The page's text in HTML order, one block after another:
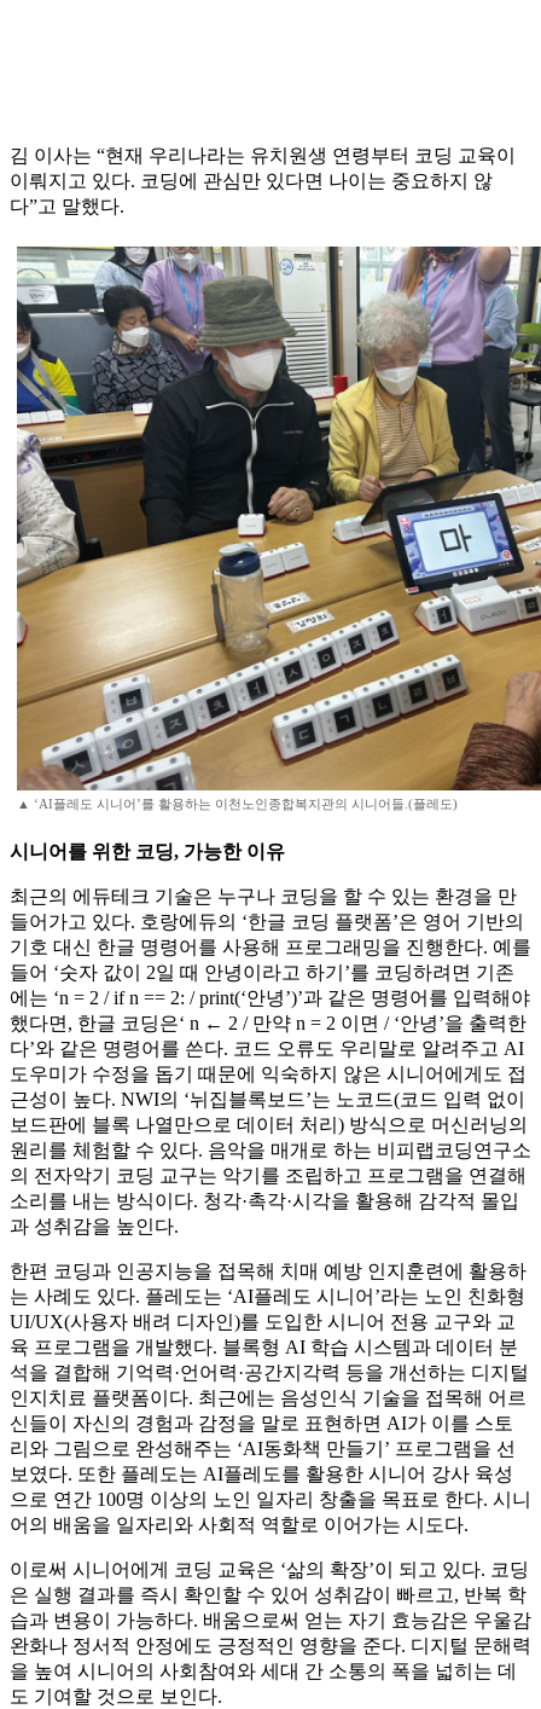
김 이사는 “현재 우리나라는 유치원생 연령부터 코딩 교육이
이뤄지고 있다. 코딩에 관심만 있다면 나이는 중요하지 않
다”고 말했다.
▲ ‘AI플레도 시니어’를 활용하는 이천노인종합복지관의 시니어들.(플레도)
시니어를 위한 코딩, 가능한 이유
최근의 에듀테크 기술은 누구나 코딩을 할 수 있는 환경을 만
들어가고 있다. 호랑에듀의 ‘한글 코딩 플랫폼’은 영어 기반의
기호 대신 한글 명령어를 사용해 프로그래밍을 진행한다. 예를
들어 ‘숫자 값이 2일 때 안녕이라고 하기’를 코딩하려면 기존
에는 ‘n = 2 / if n == 2: / print(‘안녕’)’과 같은 명령어를 입력해야
했다면, 한글 코딩은‘ n ← 2 / 만약 n = 2 이면 / ‘안녕’을 출력한
다’와 같은 명령어를 쓴다. 코드 오류도 우리말로 알려주고 AI
도우미가 수정을 돕기 때문에 익숙하지 않은 시니어에게도 접
근성이 높다. NWI의 ‘뉘집블록보드’는 노코드(코드 입력 없이
보드판에 블록 나열만으로 데이터 처리) 방식으로 머신러닝의
원리를 체험할 수 있다. 음악을 매개로 하는 비피랩코딩연구소
의 전자악기 코딩 교구는 악기를 조립하고 프로그램을 연결해
소리를 내는 방식이다. 청각·촉각·시각을 활용해 감각적 몰입
과 성취감을 높인다.
한편 코딩과 인공지능을 접목해 치매 예방 인지훈련에 활용하
는 사례도 있다. 플레도는 ‘AI플레도 시니어’라는 노인 친화형
UI/UX(사용자 배려 디자인)를 도입한 시니어 전용 교구와 교
육 프로그램을 개발했다. 블록형 AI 학습 시스템과 데이터 분
석을 결합해 기억력·언어력·공간지각력 등을 개선하는 디지털
인지치료 플랫폼이다. 최근에는 음성인식 기술을 접목해 어르
신들이 자신의 경험과 감정을 말로 표현하면 AI가 이를 스토
리와 그림으로 완성해주는 ‘AI동화책 만들기’ 프로그램을 선
보였다. 또한 플레도는 AI플레도를 활용한 시니어 강사 육성
으로 연간 100명 이상의 노인 일자리 창출을 목표로 한다. 시니
어의 배움을 일자리와 사회적 역할로 이어가는 시도다.
이로써 시니어에게 코딩 교육은 ‘삶의 확장’이 되고 있다. 코딩
은 실행 결과를 즉시 확인할 수 있어 성취감이 빠르고, 반복 학
습과 변용이 가능하다. 배움으로써 얻는 자기 효능감은 우울감
완화나 정서적 안정에도 긍정적인 영향을 준다. 디지털 문해력
을 높여 시니어의 사회참여와 세대 간 소통의 폭을 넓히는 데
도 기여할 것으로 보인다.